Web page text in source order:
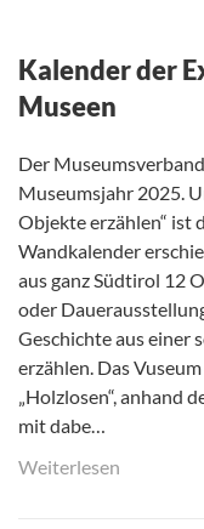
Kalender der
Museen
Der
Museumsjahr 2025.
Objekte erzählen“ ist
Wandkalender
aus ganz Südtirol 12
oder
Geschichte aus einer
erzählen. Das
„Holzlosen“, anhand
mit dabe…
Weiterlesen